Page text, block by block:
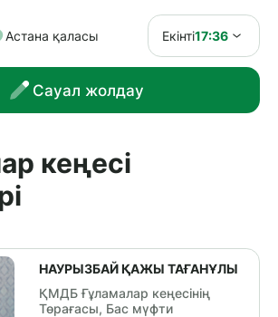
Астана қаласы Екінті17:36
Сауал жолдау
кеңесі
НАУРЫЗБАЙ ҚАЖЫ ТАҒАНҰЛЫ
ҚМДБ Ғұламалар кеңесінің
Төрағасы, Бас мүфти